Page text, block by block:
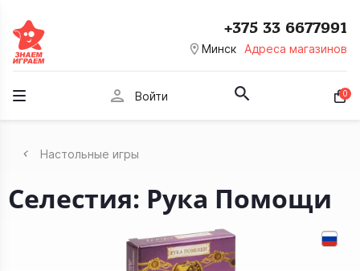
room Минск Адреса магазинов
+375 33 6677991
person Войти 0
Настольные игры
Селестия: Рука Помощи